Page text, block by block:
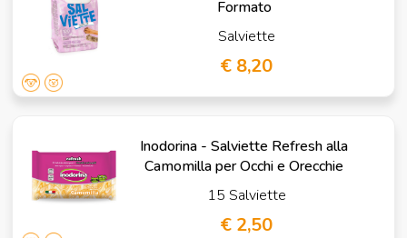
Formato
Salviette
€ 8,20
Inodorina - Salviette Refresh alla
Camomilla per Occhi e Orecchie
15 Salviette
€ 2,50